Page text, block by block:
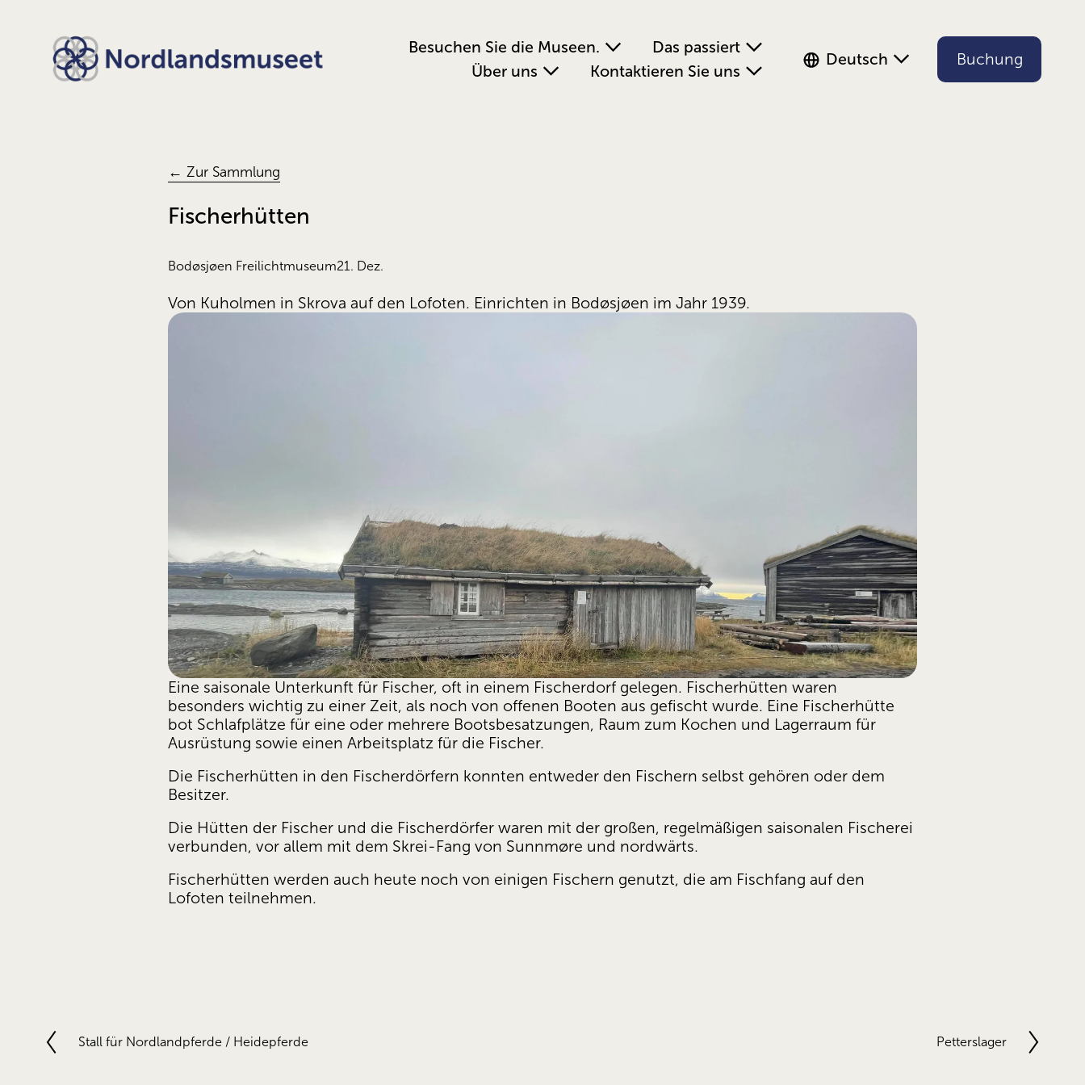
Besuchen Sie die Museen.
Das passiert
Über uns
Kontaktieren Sie uns
Deutsch Buchung
← Zur Sammlung
Fischerhütten
Bodøsjøen Freilichtmuseum21. Dez.
Von Kuholmen in Skrova auf den Lofoten. Einrichten in Bodøsjøen im Jahr 1939.
Eine saisonale Unterkunft für Fischer, oft in einem Fischerdorf gelegen. Fischerhütten waren
besonders wichtig zu einer Zeit, als noch von offenen Booten aus gefischt wurde. Eine Fischerhütte
bot Schlafplätze für eine oder mehrere Bootsbesatzungen, Raum zum Kochen und Lagerraum für
Ausrüstung sowie einen Arbeitsplatz für die Fischer.
Die Fischerhütten in den Fischerdörfern konnten entweder den Fischern selbst gehören oder dem
Besitzer.
Die Hütten der Fischer und die Fischerdörfer waren mit der großen, regelmäßigen saisonalen Fischerei
verbunden, vor allem mit dem Skrei-Fang von Sunnmøre und nordwärts.
Fischerhütten werden auch heute noch von einigen Fischern genutzt, die am Fischfang auf den
Lofoten teilnehmen.
V
Stall für Nordlandpferde / Heidepferde
N
Petterslager